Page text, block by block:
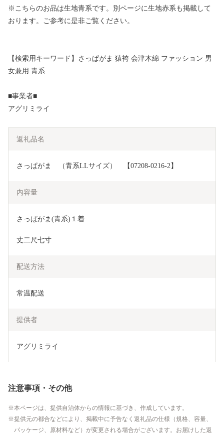
※こちらのお品は生地青系です。別ページに生地赤系も掲載して
おります。ご参考に是非ご覧ください。
【検索用キーワード】さっぱがま 猿袴 会津木綿 ファッション 男
女兼用 青系
■事業者■
アグリミライ
返礼品名
さっぱがま　（青系LLサイズ）　【07208-0216-2】
内容量
さっぱがま(青系)１着
丈二尺七寸
配送方法
常温配送
提供者
アグリミライ
注意事項・その他
本ページは、提供自治体からの情報に基づき、作成しています。
提供元の都合などにより、掲載中に予告なく返礼品の仕様（規格、容量、
パッケージ、原材料など）が変更される場合がございます。お届けした返